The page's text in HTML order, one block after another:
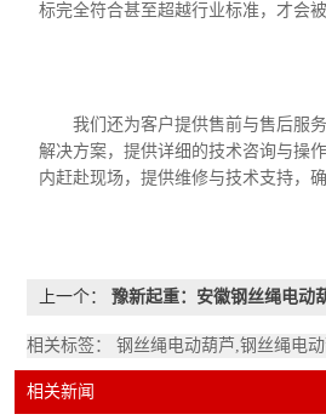
标完全符合甚至超越行业标准，才会
我们还为客户提供售前与售后服务
解决方案，提供详细的技术咨询与操
内赶赴现场，提供维修与技术支持，
上一个： 豫新起重：安徽钢丝绳电动
相关标签： 钢丝绳电动葫芦,钢丝绳电
相关新闻